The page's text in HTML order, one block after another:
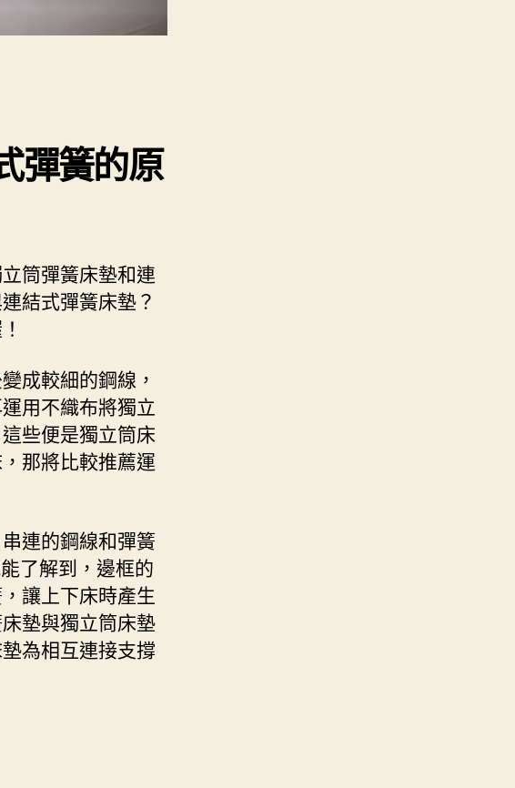
彈簧的原
筒彈簧床墊和連
結式彈簧床墊？
成較細的鋼線，
用不織布將獨立
些便是獨立筒床
那將比較推薦運
連的鋼線和彈簧
了解到，邊框的
讓上下床時產生
墊與獨立筒床墊
為相互連接支撐